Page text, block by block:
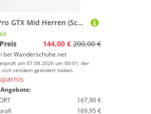
Innox Pro GTX Mid Herren (Schwarz/Grau)
144,00 € 200,00 €
bei Wanderschuhe.net
am 07.08.2026 um 00:01; der
sich seitdem geändert haben.
167,90 €
169,95 €